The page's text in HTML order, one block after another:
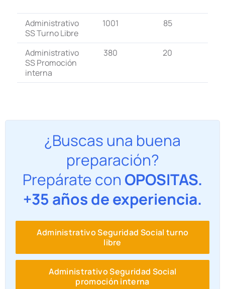
Administrativo
SS Turno Libre
1001 85
Administrativo
SS Promoción
interna
380 20
¿Buscas una buena
preparación?
Prepárate con OPOSITAS.
+35 años de experiencia.
Administrativo Seguridad Social turno
libre
Administrativo Seguridad Social
promoción interna